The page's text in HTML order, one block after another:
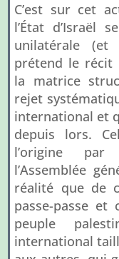
C’est sur cet
l’État d’Israël
unilatérale
prétend le récit
la matrice
rejet
international et
depuis lors.
l’origine par
l’Assemblée
réalité que de
passe-passe
peuple
international